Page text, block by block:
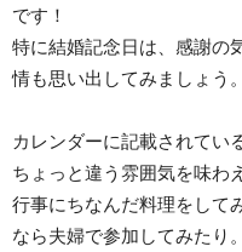
です！
特に結婚記念日は、感謝の
情も思い出してみましょう。
カレンダーに記載されてい
ちょっと違う雰囲気を味わ
行事にちなんだ料理をして
なら夫婦で参加してみたり。